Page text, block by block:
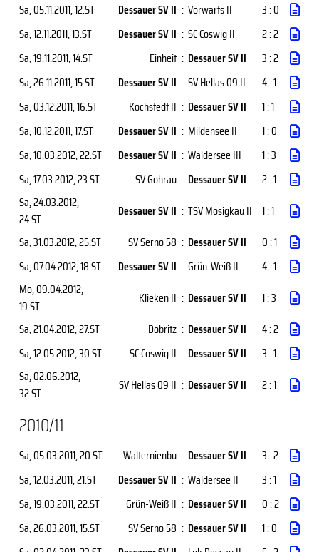
Sa, 05.11.2011, 12.ST Dessauer SV II : Vorwärts II
3 : 0
Sa, 12.11.2011, 13.ST Dessauer SV II : SC Coswig II
2 : 2
Sa, 19.11.2011, 14.ST Einheit : Dessauer SV II
3 : 2
Sa, 26.11.2011, 15.ST Dessauer SV II : SV Hellas 09 II
4 : 1
Sa, 03.12.2011, 16.ST Kochstedt II : Dessauer SV II
1 : 1
Sa, 10.12.2011, 17.ST Dessauer SV II : Mildensee II
1 : 0
Sa, 10.03.2012, 22.ST Dessauer SV II : Waldersee III
1 : 3
Sa, 17.03.2012, 23.ST SV Gohrau : Dessauer SV II
2 : 1
Sa, 24.03.2012,
24.ST
Dessauer SV II : TSV Mosigkau II 1 : 1
Sa, 31.03.2012, 25.ST SV Serno 58 : Dessauer SV II
0 : 1
Sa, 07.04.2012, 18.ST Dessauer SV II : Grün-Weiß II
4 : 1
Mo, 09.04.2012,
19.ST
Klieken II : Dessauer SV II
1 : 3
Sa, 21.04.2012, 27.ST Dobritz : Dessauer SV II
4 : 2
Sa, 12.05.2012, 30.ST SC Coswig II : Dessauer SV II
3 : 1
Sa, 02.06.2012,
32.ST
SV Hellas 09 II : Dessauer SV II 2 : 1
2010/11
Sa, 05.03.2011, 20.ST Walternienbu : Dessauer SV II
3 : 2
Sa, 12.03.2011, 21.ST Dessauer SV II : Waldersee II
3 : 1
Sa, 19.03.2011, 22.ST Grün-Weiß II : Dessauer SV II
0 : 2
Sa, 26.03.2011, 15.ST SV Serno 58 : Dessauer SV II
1 : 0